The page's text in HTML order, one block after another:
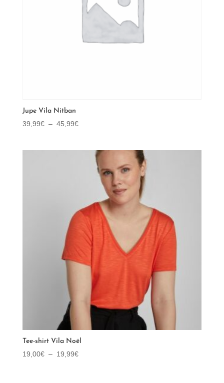
Jupe Vila Nitban
39,99€ – 45,99€Plage
39,99€
Tee-shirt Vila Noël
19,00€ – 19,99€Plage